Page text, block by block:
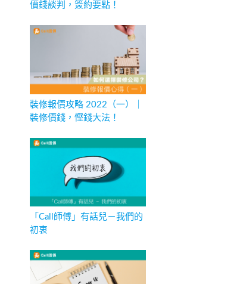
價錢談判，簽約要點！
裝修報價攻略 2022（一）｜
裝修價錢，慳錢大法！
「Call師傅」有話兒－我們的
初衷